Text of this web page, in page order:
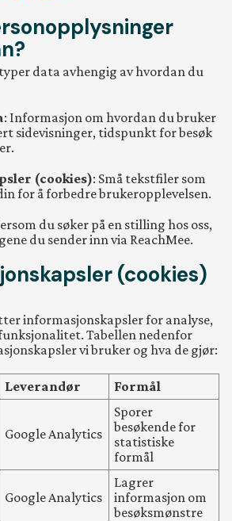
data avhengig av hvordan du
: Informasjon om hvordan du bruker
sidevisninger, tidspunkt for besøk
(cookies): Små tekstfiler som
for å forbedre brukeropplevelsen.
du søker på en stilling hos oss,
du sender inn via ReachMee.
(cookies)
informasjonskapsler for analyse,
Tabellen nedenfor
vi bruker og hva de gjør:
Leverandør Formål
Google Analytics
Sporer
besøkende for
statistiske
formål
Google Analytics
Lagrer
informasjon om
besøksmønstre